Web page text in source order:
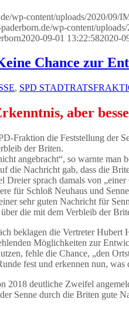
wp-content/uploads/2020/09/
wp-content/
2020-09-01 13:22:582020-
Chance zur
, SPD
aber
Fraktion die Feststellung der
der Briten.
angebracht“, so warnte man
die Nachricht gab, dass die
Dreier sprach damals von
für Schloß Neuhaus und
sehr guten Nachricht für
die mit dem Verbleib der
beklagen die Vertreter
Möglichkeiten zur
fehle die Chance, „den
fest und erkennen nun,
2018 deutliche Zweifel
Senne durch die Briten gute